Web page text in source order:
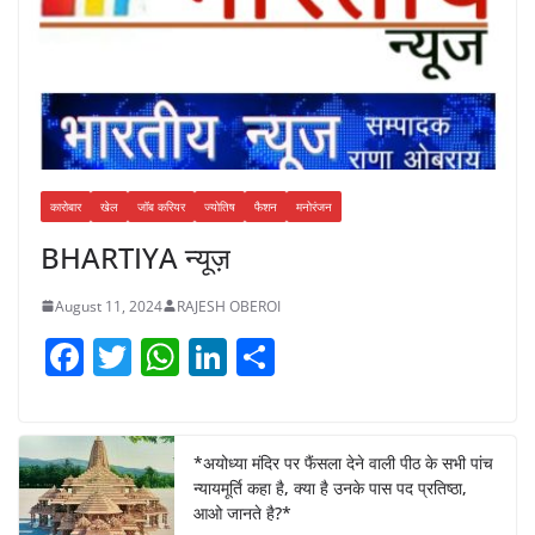
कारोबार खेल जॉब करियर ज्योतिष फैशन मनोरंजन
BHARTIYA न्यूज़
August 11, 2024 RAJESH OBEROI
F
c
e
b
T
itt
er
W
s
A
Li
e
dI
e
*अयोध्या मंदिर पर फैंसला देने वाली पीठ के सभी पांच
न्यायमूर्ति कहा है, क्या है उनके पास पद प्रतिष्ठा,
आओ जानते है?*